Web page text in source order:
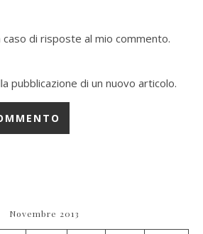
di risposte al mio commento.
pubblicazione di un nuovo articolo.
Novembre 2013